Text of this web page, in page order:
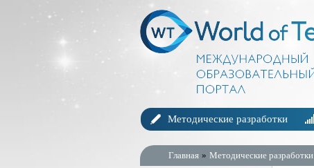
Методические разработки
Главная » Методические разработки